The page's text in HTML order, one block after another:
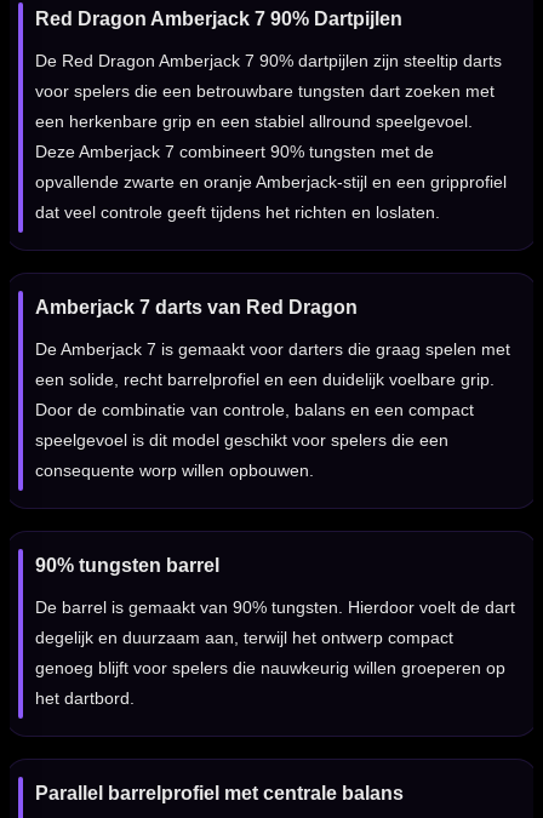
Red Dragon Amberjack 7 90% Dartpijlen
De Red Dragon Amberjack 7 90% dartpijlen zijn steeltip darts
voor spelers die een betrouwbare tungsten dart zoeken met
een herkenbare grip en een stabiel allround speelgevoel.
Deze Amberjack 7 combineert 90% tungsten met de
opvallende zwarte en oranje Amberjack-stijl en een gripprofiel
dat veel controle geeft tijdens het richten en loslaten.
Amberjack 7 darts van Red Dragon
De Amberjack 7 is gemaakt voor darters die graag spelen met
een solide, recht barrelprofiel en een duidelijk voelbare grip.
Door de combinatie van controle, balans en een compact
speelgevoel is dit model geschikt voor spelers die een
consequente worp willen opbouwen.
90% tungsten barrel
De barrel is gemaakt van 90% tungsten. Hierdoor voelt de dart
degelijk en duurzaam aan, terwijl het ontwerp compact
genoeg blijft voor spelers die nauwkeurig willen groeperen op
het dartbord.
Parallel barrelprofiel met centrale balans